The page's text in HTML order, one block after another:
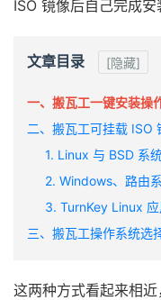
ISO 镜像后自己完成安
文章目录 [隐藏]
一、搬瓦工一键安装操
二、搬瓦工可挂载 ISO
1. Linux 与 BSD 系
2. Windows、路由
3. TurnKey Linux
三、搬瓦工操作系统选
这两种方式看起来相